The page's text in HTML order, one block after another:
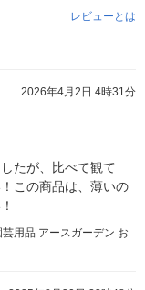
レビューとは
2026年4月2日 4時31分
たが、比べて観て
この商品は、薄いの
用品 アースガーデン お